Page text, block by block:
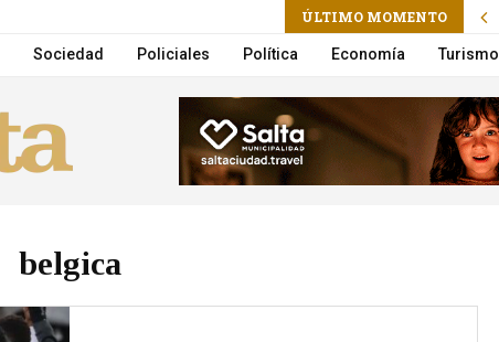
ÚLTIMO MOMENTO
por Lebón y Aznar en vivo por Flow
Sociedad Policiales Política Economía Turismo
belgica